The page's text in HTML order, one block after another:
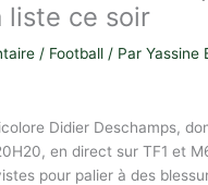
liste ce soir
/ Football / Par Yassine
Didier Deschamps,
en direct sur TF1 et
pour palier à des